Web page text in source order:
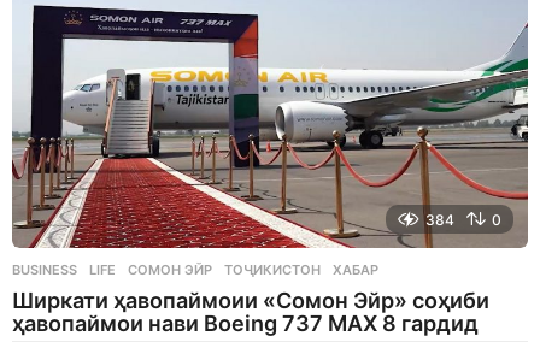
384 0
BUSINESS ,LIFE СОМОН ЭЙР ,ТОҶИКИСТОН ,ХАБАР
Ширкати ҳавопаймоии «Сомон Эйр» соҳиби
ҳавопаймои нави Boeing 737 MAX 8 гардид